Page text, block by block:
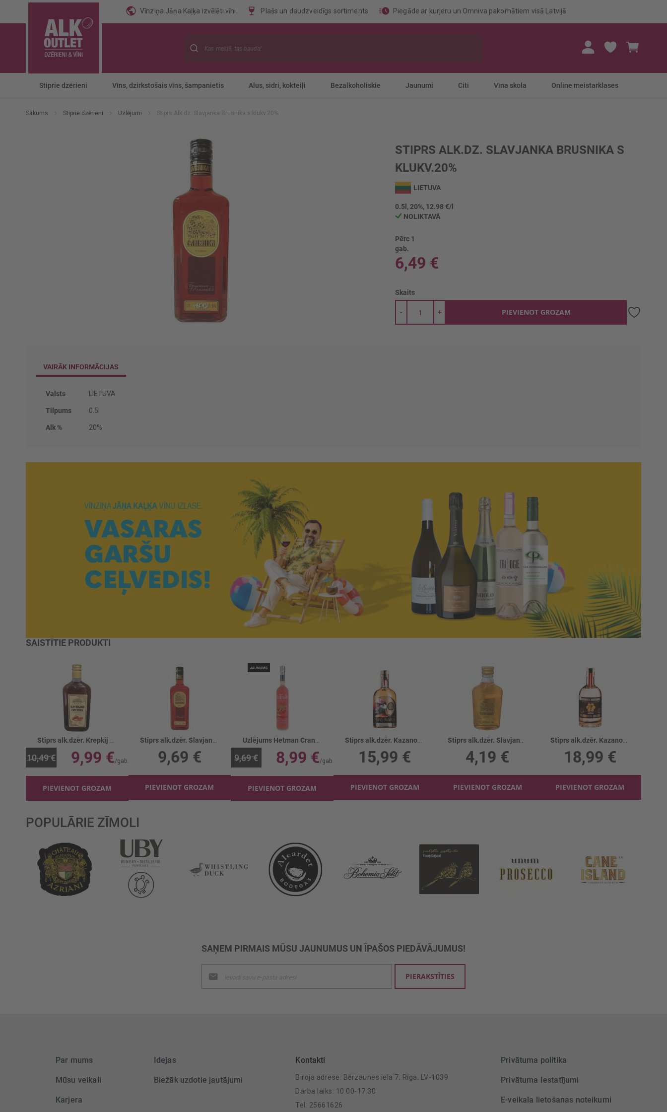
Vīnziņa Jāņa Kaļķa izvēlēti vīni Plašs un daudzveidīgs sortiments Piegāde ar kurjeru un Omniva pakomātiem visā Latvijā
Stiprie dzērieni Vīns, dzirkstošais vīns, šampanietis Alus, sidri, kokteiļi Bezalkoholiskie Jaunumi Citi Vīna skola Online meistarklases
Sākums Stiprie dzērieni Uzlējumi Stiprs Alk.dz. Slavjanka Brusnika s klukv.20%
STIPRS ALK.DZ. SLAVJANKA BRUSNIKA S
KLUKV.20%
sākumu
LIETUVA
0.5l, 20%, 12.98 €/l
NOLIKTAVĀ
Pērc 1
gab.
6,49 €
Skaits
+
- PIEVIENOT GROZAM
VAIRĀK INFORMĀCIJAS
Vairāk
Valsts LIETUVA
Tilpums 0.5l
Alk % 20%
SAISTĪTIE PRODUKTI
Stiprs alk.dzēr. Krepkij Orešek 43%
10,49 € 9,99 €
PIEVIENOT GROZAM
Stiprs alk.dzēr. Slavjanka Kljukva 40%
9,69 €
PIEVIENOT GROZAM
Uzlējums Hetman Cranberry 38%
9,69 € 8,99 €
PIEVIENOT GROZAM
Stiprs alk.dzēr. Kazanova Mens Restor 40%
15,99 €
PIEVIENOT GROZAM
Stiprs alk.dzēr. Slavjanka Krepk.Oblepiha 40%
4,19 €
PIEVIENOT GROZAM
Stiprs alk.dzēr. Kazanova Medus destilāts 40%
18,99 €
PIEVIENOT GROZAM
POPULĀRIE ZĪMOLI
SAŅEM PIRMAIS MŪSU JAUNUMUS UN ĪPAŠOS PIEDĀVĀJUMUS!
jaunumu
saņemšanai:
PIERAKSTĪTIES
Par mums
Mūsu veikali
Karjera
Idejas
Biežāk uzdotie jautājumi
Kontakti
Biroja adrese: Bērzaunes iela 7, Rīga, LV-1039
Darba laiks: 10.00-17.30
Tel: 25661626
Privātuma politika
Privātuma Iestatījumi
E-veikala lietošanas noteikumi